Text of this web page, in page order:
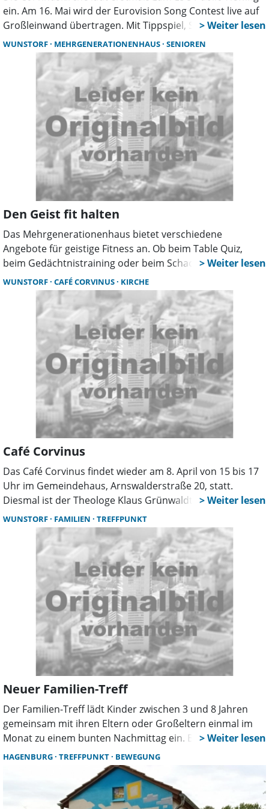
ein. Am 16. Mai wird der Eurovision Song Contest live auf
Großleinwand übertragen. Mit Tippspiel, Snacks und
Getränken erwartet die Besucher ab 20 Uhr ein
stimmungsvoller Abend bei freiem Eintritt.
WUNSTORF MEHRGENERATIONENHAUS SENIOREN
Den Geist fit halten
Das Mehrgenerationenhaus bietet verschiedene
Angebote für geistige Fitness an. Ob beim Table Quiz,
beim Gedächtnistraining oder beim Schach –
gemeinsames Denken, Rätseln und Spielen sorgt für
Abwechslung, Spaß und neue Begegnungen.
WUNSTORF CAFÉ CORVINUS KIRCHE
Café Corvinus
Das Café Corvinus findet wieder am 8. April von 15 bis 17
Uhr im Gemeindehaus, Arnswalderstraße 20, statt.
Diesmal ist der Theologe Klaus Grünwaldt von der
Universität Hannover zu Gast und spricht über das
Vaterunser.
WUNSTORF FAMILIEN TREFFPUNKT
Neuer Familien-Treff
Der Familien-Treff lädt Kinder zwischen 3 und 8 Jahren
gemeinsam mit ihren Eltern oder Großeltern einmal im
Monat zu einem bunten Nachmittag ein. Bastelaktionen,
Kamishibai, Spiele und Zeit für Austausch sorgen für
Abwechslung. Der Auftakt findet am 13. Februar im
Mehrgenerationenhaus statt.
HAGENBURG TREFFPUNKT BEWEGUNG